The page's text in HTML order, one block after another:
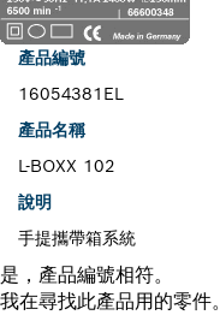
產品編號
16054381EL
產品名稱
L-BOXX 102
說明
手提攜帶箱系統
是，產品編號相符。
我在尋找此產品用的零件。